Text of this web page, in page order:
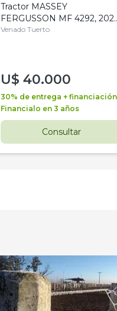
Tractor MASSEY
FERGUSSON MF 4292,
4WD, PATON
Venado Tuerto
U$ 40.000
30% de entrega + financiación
Financialo en 3 años
Consultar